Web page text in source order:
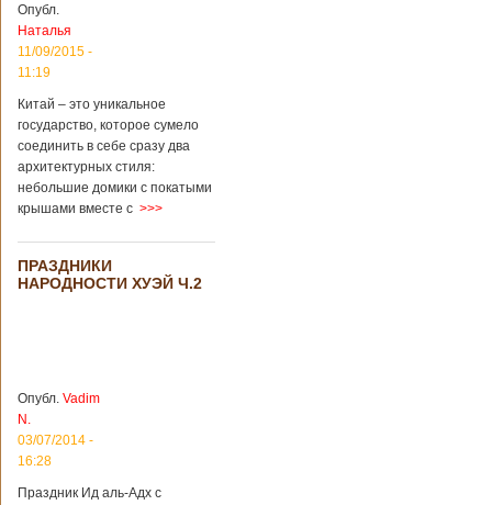
Опубл.
Наталья
11/09/2015 -
11:19
Китай – это уникальное
государство, которое сумело
соединить в себе сразу два
архитектурных стиля:
небольшие домики с покатыми
крышами вместе с >>>
ПРАЗДНИКИ
НАРОДНОСТИ ХУЭЙ Ч.2
Опубл. Vadim
N.
03/07/2014 -
16:28
Праздник Ид аль-Адх с